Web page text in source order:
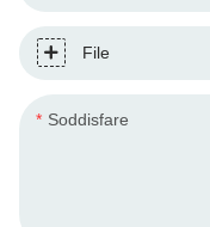
File
Soddisfare